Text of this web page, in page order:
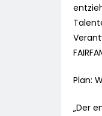
Plan:
„Der